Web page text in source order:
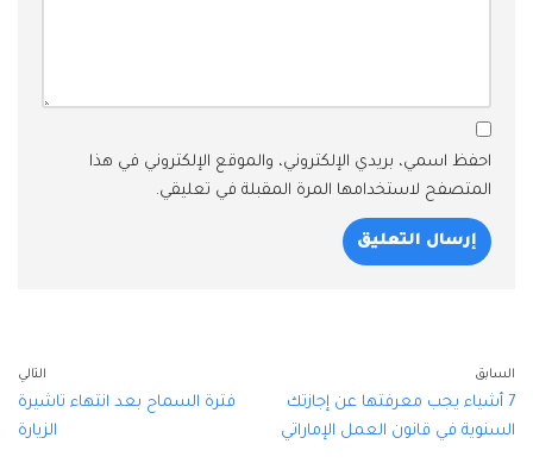
احفظ اسمي، بريدي الإلكتروني، والموقع الإلكتروني في هذا
المتصفح لاستخدامها المرة المقبلة في تعليقي.
السابق
7 أشياء يجب معرفتها عن إجازتك
السنوية في قانون العمل الإماراتي
التالي
فترة السماح بعد انتهاء تاشيرة
الزيارة